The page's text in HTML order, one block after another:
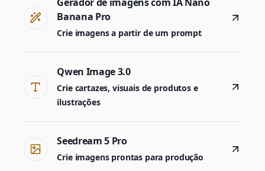
Banana Pro
Crie imagens a partir de um prompt
Qwen Image 3.0
Crie cartazes, visuais de produtos e
ilustrações
Seedream 5 Pro
Crie imagens prontas para produção